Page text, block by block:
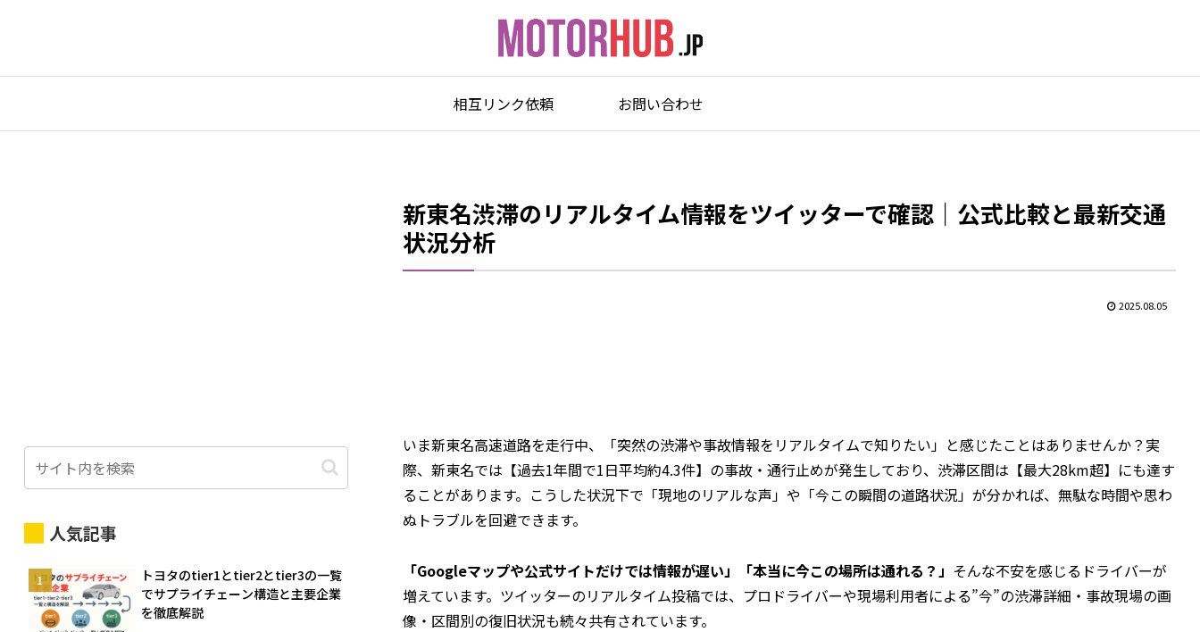
相互リンク依頼 お問い合わせ
新東名渋滞のリアルタイム情報をツイッターで確認｜公式比較と最新交通
状況分析
2025.08.05
いま新東名高速道路を走行中、「突然の渋滞や事故情報をリアルタイムで知りたい」と感じたことはありませんか？実
際、新東名では【過去1年間で1日平均約4.3件】の事故・通行止めが発生しており、渋滞区間は【最大28km超】にも達す
ることがあります。こうした状況下で「現地のリアルな声」や「今この瞬間の道路状況」が分かれば、無駄な時間や思わ
ぬトラブルを回避できます。
「Googleマップや公式サイトだけでは情報が遅い」「本当に今この場所は通れる？」 そんな不安を感じるドライバーが
増えています。ツイッターのリアルタイム投稿では、プロドライバーや現場利用者による”今”の渋滞詳細・事故現場の画
像・区間別の復旧状況も続々共有されています。
人気記事
トヨタのtier1とtier2とtier3の一覧
でサプライチェーン構造と主要企業
を徹底解説